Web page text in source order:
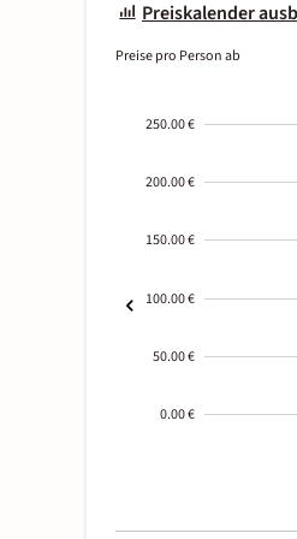
Preiskalender
Preise pro Person ab
250.00 €
200.00 €
150.00 €
100.00 €
50.00 €
0.00 €
01-02